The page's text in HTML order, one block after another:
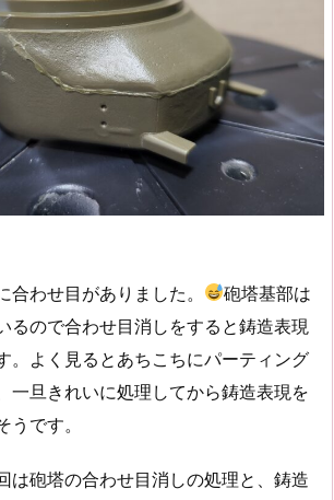
合わせ目がありました。
砲塔基部は
るので合わせ目消しをすると鋳造表現
。よく見るとあちこちにパーティング
一旦きれいに処理してから鋳造表現を
です。
は砲塔の合わせ目消しの処理と、鋳造